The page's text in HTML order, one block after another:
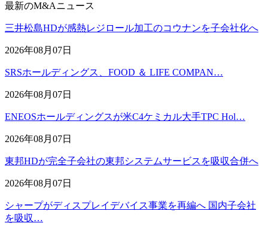
最新のM&Aニュース
三井松島HDが感熱レジロール加工のコウナンを子会社化へ
2026年08月07日
SRSホールディングス、FOOD ＆ LIFE COMPAN…
2026年08月07日
ENEOSホールディングスが米C4ケミカル大手TPC Hol…
2026年08月07日
東邦HDが完全子会社の東邦システムサービスを吸収合併へ
2026年08月07日
シャープがディスプレイデバイス事業を再編へ 国内子会社
を吸収…